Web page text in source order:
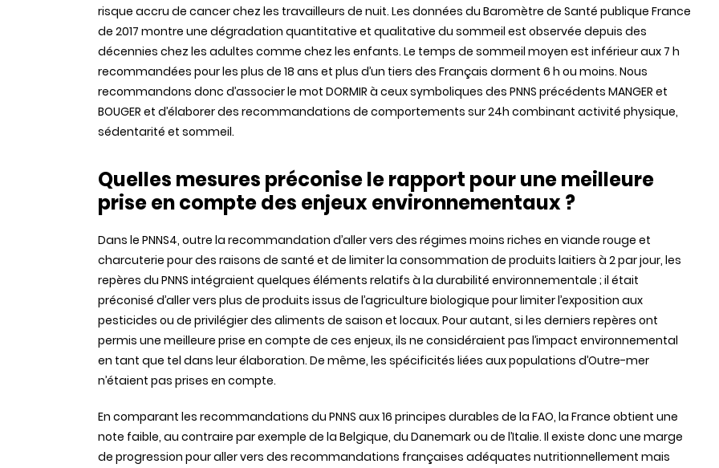
risque accru de cancer chez les travailleurs de nuit. Les données du Baromètre de Santé publique France
de 2017 montre une dégradation quantitative et qualitative du sommeil est observée depuis des
décennies chez les adultes comme chez les enfants. Le temps de sommeil moyen est inférieur aux 7 h
recommandées pour les plus de 18 ans et plus d’un tiers des Français dorment 6 h ou moins. Nous
recommandons donc d’associer le mot DORMIR à ceux symboliques des PNNS précédents MANGER et
BOUGER et d’élaborer des recommandations de comportements sur 24h combinant activité physique,
sédentarité et sommeil.
Quelles mesures préconise le rapport pour une meilleure
prise en compte des enjeux environnementaux ?
Dans le PNNS4, outre la recommandation d’aller vers des régimes moins riches en viande rouge et
charcuterie pour des raisons de santé et de limiter la consommation de produits laitiers à 2 par jour, les
repères du PNNS intégraient quelques éléments relatifs à la durabilité environnementale ; il était
préconisé d’aller vers plus de produits issus de l’agriculture biologique pour limiter l’exposition aux
pesticides ou de privilégier des aliments de saison et locaux. Pour autant, si les derniers repères ont
permis une meilleure prise en compte de ces enjeux, ils ne considéraient pas l’impact environnemental
en tant que tel dans leur élaboration. De même, les spécificités liées aux populations d’Outre-mer
n’étaient pas prises en compte.
En comparant les recommandations du PNNS aux 16 principes durables de la FAO, la France obtient une
note faible, au contraire par exemple de la Belgique, du Danemark ou de l’Italie. Il existe donc une marge
de progression pour aller vers des recommandations françaises adéquates nutritionnellement mais